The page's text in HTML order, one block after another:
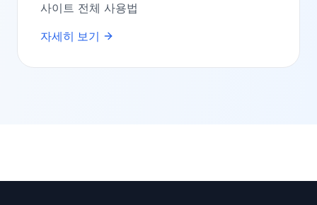
사이트 전체 사용법
자세히 보기